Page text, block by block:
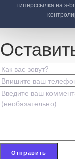
гиперссылка на s-